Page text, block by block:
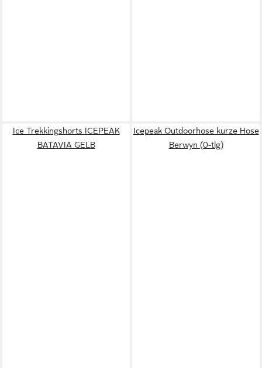
Ice Trekkingshorts ICEPEAK
BATAVIA GELB
Icepeak Outdoorhose kurze Hose
Berwyn (0-tlg)